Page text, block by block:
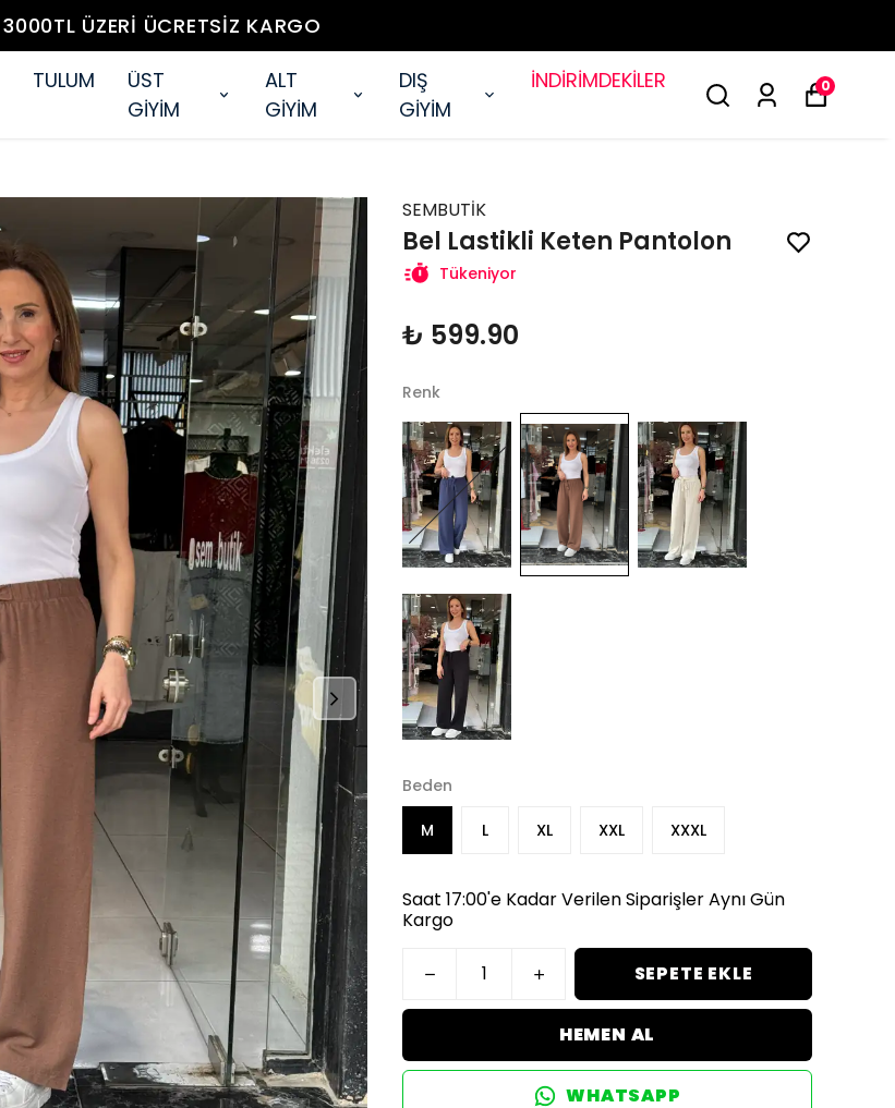
3000TL ÜZERİ ÜCRETSİZ KARGO
TULUM
ÜST
GİYİM
ALT
GİYİM
DIŞ
GİYİM
İNDİRİMDEKİLER 0
SEMBUTİK
Bel Lastikli Keten Pantolon
Tükeniyor
₺ 599.90
Renk
Beden
M L XL XXL XXXL
Saat 17:00'e Kadar Verilen Siparişler Aynı Gün
Kargo
SEPETE EKLE
HEMEN AL
WHATSAPP